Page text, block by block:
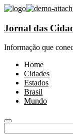
Jornal das
Informação que
Home
Cidades
Estados
Brasil
Mundo
SAIBA MAIS